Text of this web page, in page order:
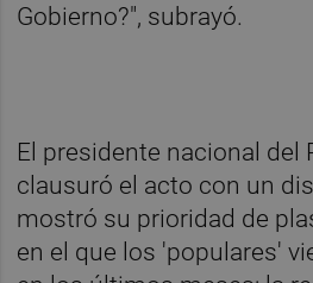
Gobierno?", subrayó.
El presidente nacional del
clausuró el acto con un
mostró su prioridad de
en el que los 'populares'